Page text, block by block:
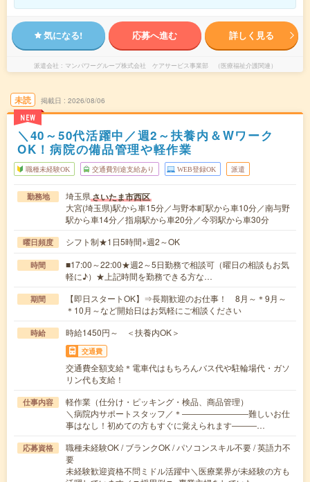
気になる! 応募へ進む 詳しく見る
派遣会社 マンパワーグループ株式会社 ケアサービス事業部 （医療福祉介護関連）
未読
NEW
掲載日 2026/08/06
＼40～50代活躍中／週2～扶養内＆Wワーク
OK！病院の備品管理や軽作業
職種未経験OK 交通費別途支給あり WEB登録OK 派遣
勤務地 埼玉県さいたま市西区
大宮(埼玉県)駅から車15分／与野本町駅から車10分／南与野
駅から車14分／指扇駅から車20分／今羽駅から車30分
曜日頻度 シフト制★1日5時間×週2～OK
時間
■17:00～22:00★週2～5日勤務で相談可（曜日の相談もお気
軽に♪）★上記時間を勤務できる方な…
期間
【即日スタートOK】⇒長期歓迎のお仕事！ 8月～＊9月～
＊10月～など開始日はお気軽にご相談ください
時給 時給1450円～ ＜扶養内OK＞
交通費
交通費全額支給＊電車代はもちろんバス代や駐輪場代・ガソ
リン代も支給！
仕事内容
軽作業（仕分け・ピッキング・検品、商品管理）
＼病院内サポートスタッフ／＊――――――――難しいお仕
事はなし！初めての方もすぐに覚えられます―――…
応募資格
職種未経験OK / ブランクOK / パソコンスキル不要 / 英語力不
要
未経験歓迎資格不問ミドル活躍中＼医療業界が未経験の方も